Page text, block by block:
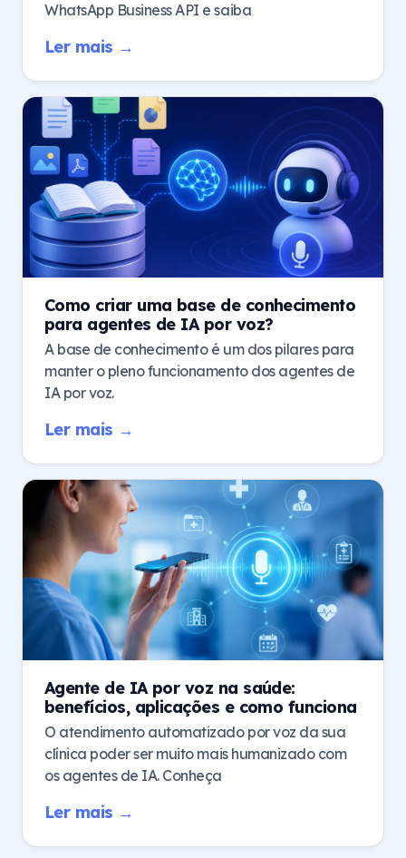
WhatsApp Business API e saiba
Ler mais →
Como criar uma base de conhecimento
para agentes de IA por voz?
A base de conhecimento é um dos pilares para
manter o pleno funcionamento dos agentes de
IA por voz.
Ler mais →
Agente de IA por voz na saúde:
benefícios, aplicações e como funciona
O atendimento automatizado por voz da sua
clínica poder ser muito mais humanizado com
os agentes de IA. Conheça
Ler mais →